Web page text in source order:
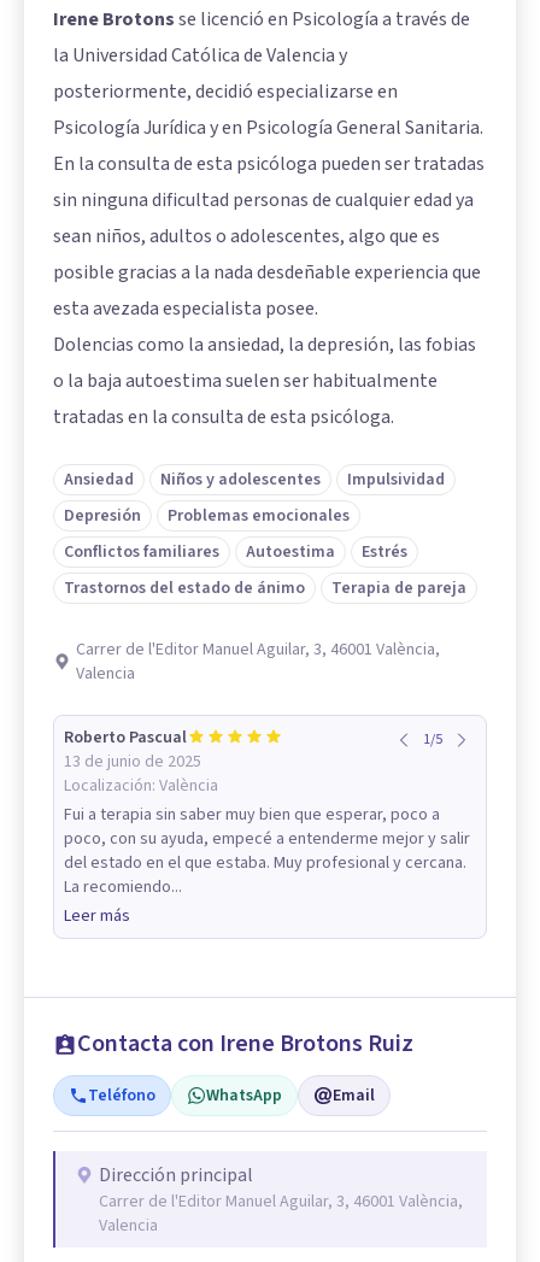
Irene Brotonsse licenció en Psicología a través de
la Universidad Católica de Valencia y
posteriormente, decidió especializarse en
Psicología Jurídica y en Psicología General Sanitaria.
En la consulta de esta psicóloga pueden ser tratadas
sin ninguna dificultad personas de cualquier edad ya
sean niños, adultos o adolescentes, algo que es
posible gracias a la nada desdeñable experiencia que
esta avezada especialista posee.
Dolencias como la ansiedad, la depresión, las fobias
o la baja autoestima suelen ser habitualmente
tratadas en la consulta de esta psicóloga.
Ansiedad Niños y adolescentes
Impulsividad
Depresión
Problemas emocionales
Conflictos familiares
Autoestima
Estrés
Trastornos del estado de ánimo
Terapia de pareja
Carrer de l'Editor Manuel Aguilar, 3, 46001 València,
Valencia
Roberto Pascual
13 de junio de 2025
Localización: València
1/5
Fui a terapia sin saber muy bien que esperar, poco a
poco, con su ayuda, empecé a entenderme mejor y salir
del estado en el que estaba. Muy profesional y cercana.
La recomiendo...
Leer más
Contacta con Irene Brotons Ruiz
Teléfono WhatsApp Email
Dirección principal
Carrer de l'Editor Manuel Aguilar, 3, 46001 València,
Valencia